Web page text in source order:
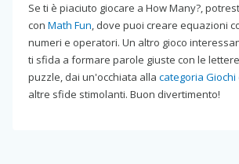
Se ti è piaciuto giocare a How Many?,
con Math Fun, dove puoi creare equazioni
numeri e operatori. Un altro gioco
ti sfida a formare parole giuste con le
puzzle, dai un'occhiata alla categoria Giochi
altre sfide stimolanti. Buon divertimento!